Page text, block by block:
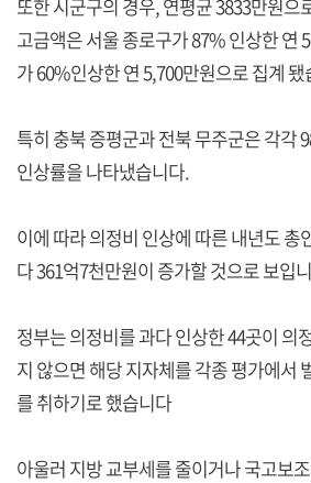
또한 시군구의 경우, 연평균 3833만원으
고금액은 서울 종로구가 87% 인상한 연
가 60%인상한 연 5,700만원으로 집계
특히 충북 증평군과 전북 무주군은 각각
인상률을 나타냈습니다.
이에 따라 의정비 인상에 따른 내년도 총
다 361억7천만원이 증가할 것으로 보입
정부는 의정비를 과다 인상한 44곳이 의
지 않으면 해당 지자체를 각종 평가에서
를 취하기로 했습니다
아울러 지방 교부세를 줄이거나 국고보